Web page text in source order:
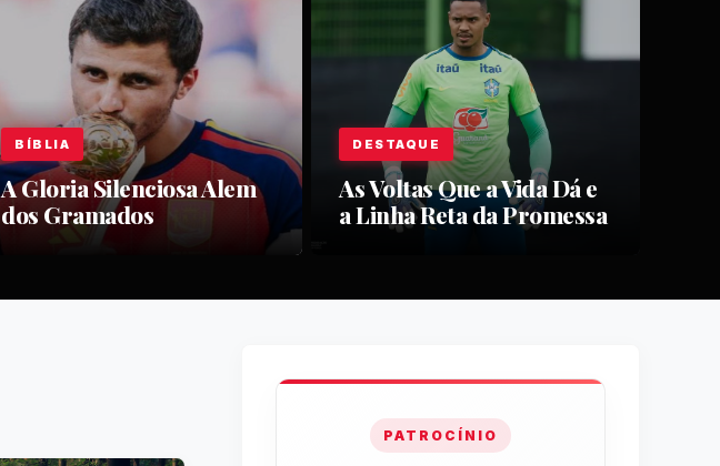
BÍBLIA
A Gloria Silenciosa Alem
dos Gramados
DESTAQUE
As Voltas Que a Vida Dá e
a Linha Reta da Promessa
PATROCÍNIO